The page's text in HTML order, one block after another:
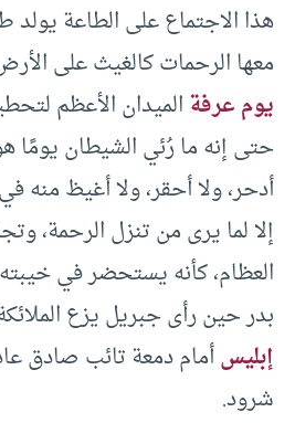
هذا الاجتماع على الطاعة يولد
معها الرحمات كالغيث على
يوم عرفةالميدان الأعظم
حتى إنه ما رُئي الشيطان يومًا
أدحر، ولا أحقر، ولا أغيظ منه
إلا لما يرى من تنزل الرحمة،
العظام، كأنه يستحضر في
بدر حين رأى جبريل يزع
إبليسأمام دمعة تائب صادق
شرود.